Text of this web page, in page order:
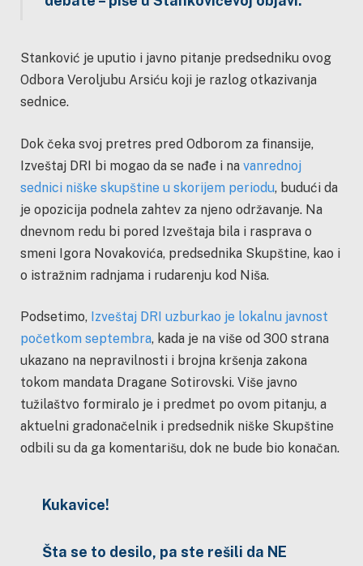
Stanković je uputio i javno pitanje predsedniku ovog
Odbora Veroljubu Arsiću koji je razlog otkazivanja
sednice.
Dok čeka svoj pretres pred Odborom za finansije,
Izveštaj DRI bi mogao da se nađe i na vanrednoj
sednici niške skupštine u skorijem periodu, budući da
je opozicija podnela zahtev za njeno održavanje. Na
dnevnom redu bi pored Izveštaja bila i rasprava o
smeni Igora Novakovića, predsednika Skupštine, kao i
o istražnim radnjama i rudarenju kod Niša.
Podsetimo, Izveštaj DRI uzburkao je lokalnu javnost
početkom septembra, kada je na više od 300 strana
ukazano na nepravilnosti i brojna kršenja zakona
tokom mandata Dragane Sotirovski. Više javno
tužilaštvo formiralo je i predmet po ovom pitanju, a
aktuelni gradonačelnik i predsednik niške Skupštine
odbili su da ga komentarišu, dok ne bude bio konačan.
Kukavice!
Šta se to desilo, pa ste rešili da NE